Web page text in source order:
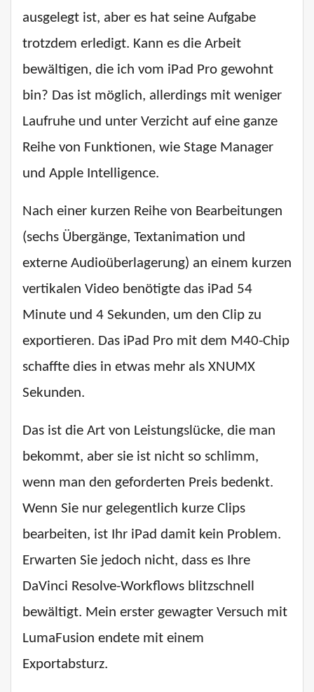
ausgelegt ist, aber es hat seine Aufgabe
trotzdem erledigt. Kann es die Arbeit
bewältigen, die ich vom iPad Pro gewohnt
bin? Das ist möglich, allerdings mit weniger
Laufruhe und unter Verzicht auf eine ganze
Reihe von Funktionen, wie Stage Manager
und Apple Intelligence.
Nach einer kurzen Reihe von Bearbeitungen
(sechs Übergänge, Textanimation und
externe Audioüberlagerung) an einem kurzen
vertikalen Video benötigte das iPad 54
Minute und 4 Sekunden, um den Clip zu
exportieren. Das iPad Pro mit dem M40-Chip
schaffte dies in etwas mehr als XNUMX
Sekunden.
Das ist die Art von Leistungslücke, die man
bekommt, aber sie ist nicht so schlimm,
wenn man den geforderten Preis bedenkt.
Wenn Sie nur gelegentlich kurze Clips
bearbeiten, ist Ihr iPad damit kein Problem.
Erwarten Sie jedoch nicht, dass es Ihre
DaVinci Resolve-Workflows blitzschnell
bewältigt. Mein erster gewagter Versuch mit
LumaFusion endete mit einem
Exportabsturz.